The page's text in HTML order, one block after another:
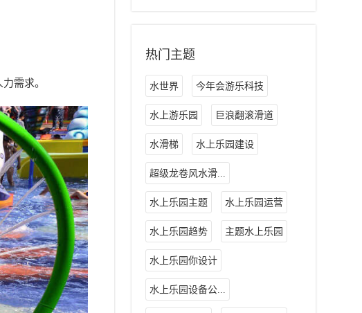
需求。
热门主题
水世界 今年会游乐科技
水上游乐园 巨浪翻滚滑道
水滑梯 水上乐园建设
超级龙卷风水滑...
水上乐园主题 水上乐园运营
水上乐园趋势 主题水上乐园
水上乐园你设计
水上乐园设备公...